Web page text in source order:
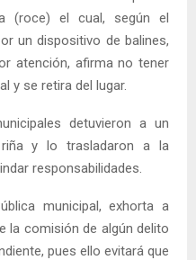
(roce) el cual, según el
un dispositivo de balines,
atención, afirma no tener
y se retira del lugar.
detuvieron a un
y lo trasladaron a la
responsabilidades.
municipal, exhorta a
la comisión de algún delito
pues ello evitará que